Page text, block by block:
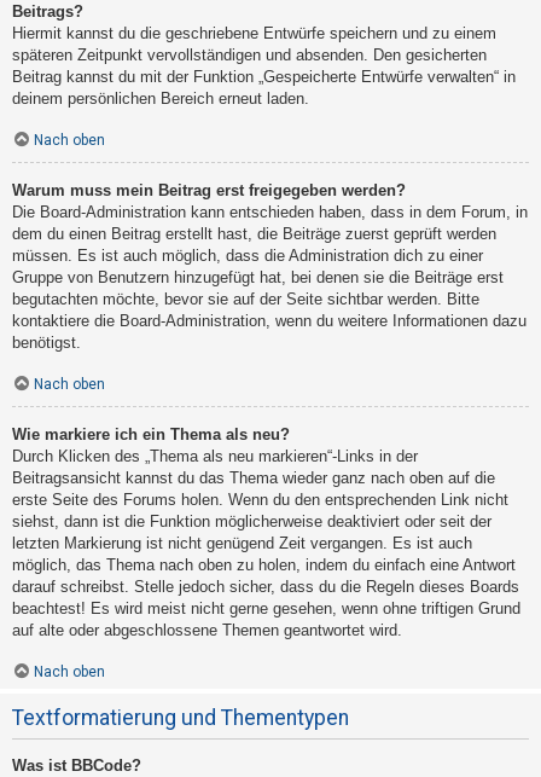
Beitrags?
Hiermit kannst du die geschriebene Entwürfe speichern und zu einem
späteren Zeitpunkt vervollständigen und absenden. Den gesicherten
Beitrag kannst du mit der Funktion „Gespeicherte Entwürfe verwalten“ in
deinem persönlichen Bereich erneut laden.
Nach oben
Warum muss mein Beitrag erst freigegeben werden?
Die Board-Administration kann entschieden haben, dass in dem Forum, in
dem du einen Beitrag erstellt hast, die Beiträge zuerst geprüft werden
müssen. Es ist auch möglich, dass die Administration dich zu einer
Gruppe von Benutzern hinzugefügt hat, bei denen sie die Beiträge erst
begutachten möchte, bevor sie auf der Seite sichtbar werden. Bitte
kontaktiere die Board-Administration, wenn du weitere Informationen dazu
benötigst.
Nach oben
Wie markiere ich ein Thema als neu?
Durch Klicken des „Thema als neu markieren“-Links in der
Beitragsansicht kannst du das Thema wieder ganz nach oben auf die
erste Seite des Forums holen. Wenn du den entsprechenden Link nicht
siehst, dann ist die Funktion möglicherweise deaktiviert oder seit der
letzten Markierung ist nicht genügend Zeit vergangen. Es ist auch
möglich, das Thema nach oben zu holen, indem du einfach eine Antwort
darauf schreibst. Stelle jedoch sicher, dass du die Regeln dieses Boards
beachtest! Es wird meist nicht gerne gesehen, wenn ohne triftigen Grund
auf alte oder abgeschlossene Themen geantwortet wird.
Nach oben
Textformatierung und Thementypen
Was ist BBCode?